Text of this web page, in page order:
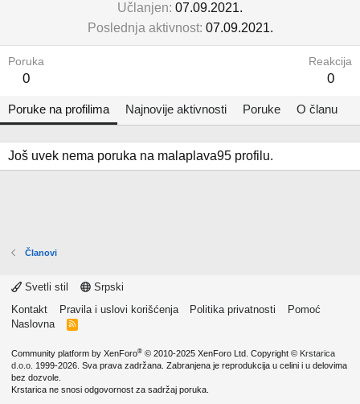
Učlanjen 07.09.2021.
Poslednja aktivnost 07.09.2021.
Poruka
0
Reakcija
0
Poruke na profilima Najnovije aktivnosti Poruke O članu
Još uvek nema poruka na malaplava95 profilu.
Članovi
Svetli stil
Srpski
Kontakt
Pravila i uslovi korišćenja Politika privatnosti
Pomoć
Naslovna
R
Community platform by XenForo® © 2010-2025 XenForo Ltd. Copyright © Krstarica
d.o.o. 1999-2026. Sva prava zadržana. Zabranjena je reprodukcija u celini i u delovima
bez dozvole.
Krstarica ne snosi odgovornost za sadržaj poruka.